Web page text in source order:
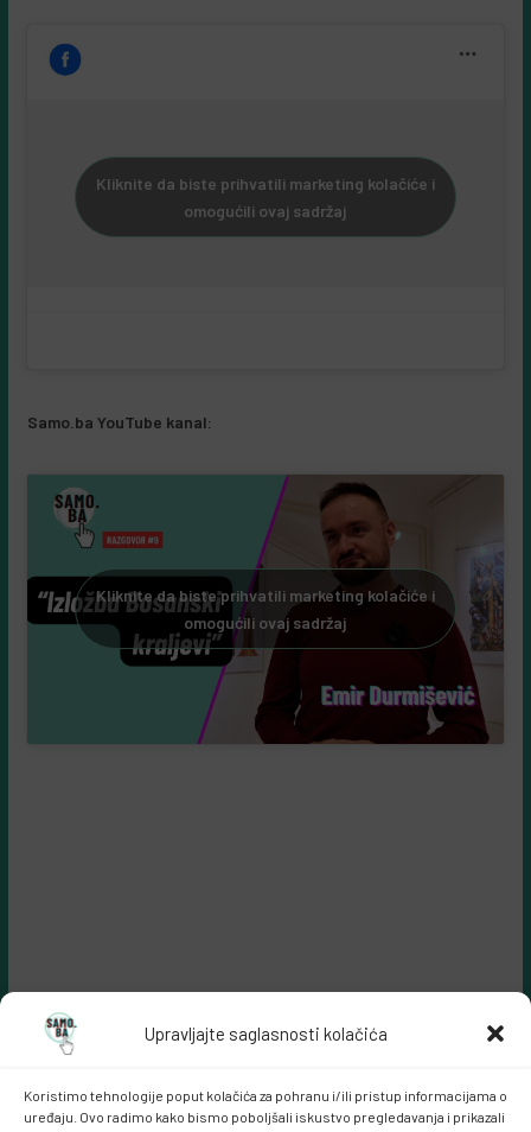
Upravljajte saglasnosti kolačića
Koristimo tehnologije poput kolačića za pohranu i/ili pristup informacijama o
uređaju. Ovo radimo kako bismo poboljšali iskustvo pregledavanja i prikazali
Kliknite da biste prihvatili marketing kolačiće i
omogućili ovaj sadržaj
Samo.ba YouTube kanal:
Kliknite da biste prihvatili marketing kolačiće i
omogućili ovaj sadržaj